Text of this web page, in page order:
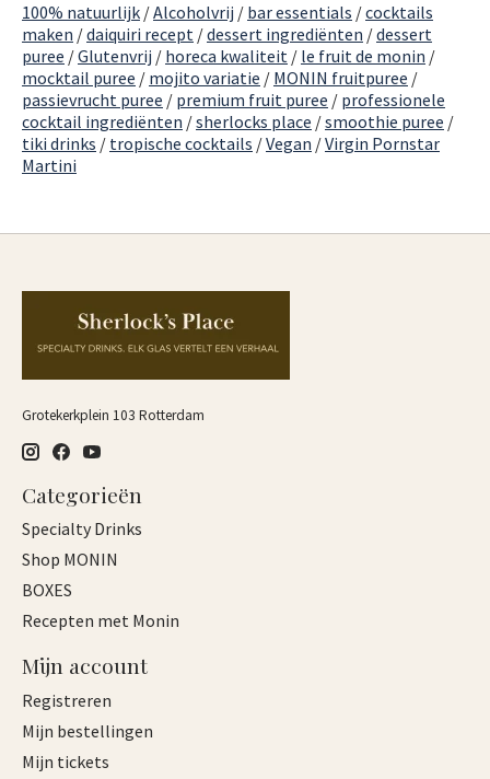
100% natuurlijk /Alcoholvrij / bar essentials /cocktails
maken /daiquiri recept /dessert ingrediënten /dessert
puree /Glutenvrij / horeca kwaliteit / le fruit de monin /
mocktail puree / mojito variatie / MONIN fruitpuree /
passievrucht puree / premium fruit puree / professionele
cocktail ingrediënten /sherlocks place /smoothie puree /
tiki drinks / tropische cocktails /Vegan /Virgin Pornstar
Martini
Grotekerkplein 103 Rotterdam
Categorieën
Specialty Drinks
Shop MONIN
BOXES
Recepten met Monin
Mijn account
Registreren
Mijn bestellingen
Mijn tickets